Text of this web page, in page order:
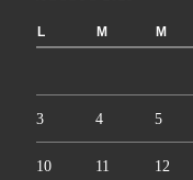
L M M
3 4 5
10 11 12